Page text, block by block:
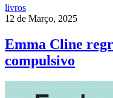
livros
12 de Março, 2025
Emma Cline
compulsivo